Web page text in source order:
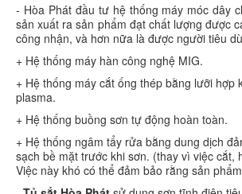
- Hòa Phát đầu tư hệ thống máy móc dây
sản xuất ra sản phẩm đạt chất lượng được
công nhận, và hơn nữa là được người tiêu
+ Hệ thống máy hàn công nghệ MIG.
+ Hệ thống máy cắt ống thép bằng lưỡi hợp
plasma.
+ Hệ thống buồng sơn tự động hoàn toàn.
+ Hệ thống ngâm tẩy rửa bằng dung dịch
sạch bề mặt trước khi sơn. (thay vì việc cắt,
Việc này khó có thể đảm bảo rằng sản